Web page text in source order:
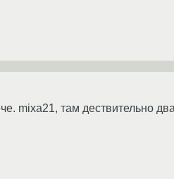
mixa21, там дествительно